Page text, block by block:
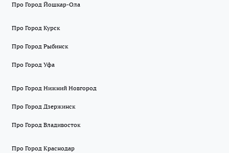
Про Город Йошкар-Ола
Про Город Курск
Про Город Рыбинск
Про Город Уфа
Про Город Нижний Новгород
Про Город Дзержинск
Про Город Владивосток
Про Город Краснодар